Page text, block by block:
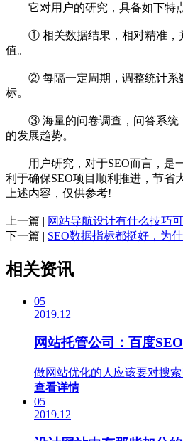
它对用户的研究，具备如下特
① 相关数据结果，相对精准，
值。
② 每隔一定周期，调整统计系
标。
③ 海量的问卷调查，问答系统
的发展趋势。
用户研究，对于SEO而言，是
利于确保SEO项目顺利推进，节省
上述内容，仅供参考!
上一篇 | 网站导航设计有什么技巧
下一篇 | SEO数据指标都挺好，为
相关资讯
05
2019.12
网站托管公司：百度
做网站优化的人应该要对搜
查看详情
05
2019.12